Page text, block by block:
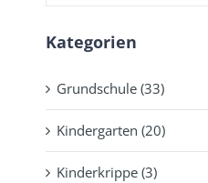
Kategorien
Grundschule (33)
Kindergarten (20)
Kinderkrippe (3)